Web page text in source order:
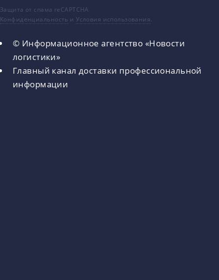
Защита от спама reCAPTCHA
Конфиденциальность иУсловия использования.
© Информационное агентство «Новости
логистики»
Главный канал доставки профессиональной
информации